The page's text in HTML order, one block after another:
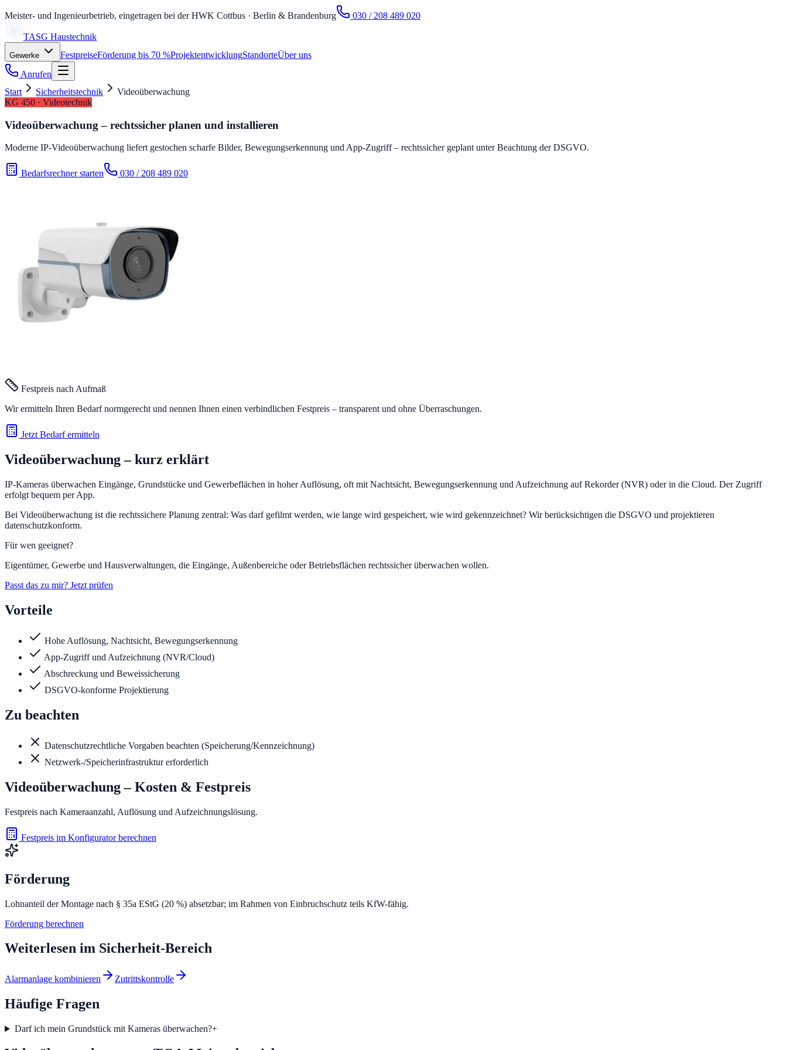
Meister- und Ingenieurbetrieb, eingetragen bei der HWK Cottbus · Berlin & Brandenburg 030 / 208 489 020
TASG Haustechnik
Gewerke FestpreiseFörderung bis 70 %ProjektentwicklungStandorteÜber uns
Anrufen
Start
Sicherheitstechnik
Videoüberwachung
KG 450 · Videotechnik
Videoüberwachung – rechtssicher planen und installieren
Moderne IP-Videoüberwachung liefert gestochen scharfe Bilder, Bewegungserkennung und App-Zugriff – rechtssicher geplant unter Beachtung der DSGVO.
Bedarfsrechner starten 030 / 208 489 020
Festpreis nach Aufmaß
Wir ermitteln Ihren Bedarf normgerecht und nennen Ihnen einen verbindlichen Festpreis – transparent und ohne Überraschungen.
Jetzt Bedarf ermitteln
Videoüberwachung– kurz erklärt
IP-Kameras überwachen Eingänge, Grundstücke und Gewerbeflächen in hoher Auflösung, oft mit Nachtsicht, Bewegungserkennung und Aufzeichnung auf Rekorder (NVR) oder in die Cloud. Der Zugriff
erfolgt bequem per App.
Bei Videoüberwachung ist die rechtssichere Planung zentral: Was darf gefilmt werden, wie lange wird gespeichert, wie wird gekennzeichnet? Wir berücksichtigen die DSGVO und projektieren
datenschutzkonform.
Für wen geeignet?
Eigentümer, Gewerbe und Hausverwaltungen, die Eingänge, Außenbereiche oder Betriebsflächen rechtssicher überwachen wollen.
Passt das zu mir? Jetzt prüfen
Vorteile
Hohe Auflösung, Nachtsicht, Bewegungserkennung
App-Zugriff und Aufzeichnung (NVR/Cloud)
Abschreckung und Beweissicherung
DSGVO-konforme Projektierung
Zu beachten
Datenschutzrechtliche Vorgaben beachten (Speicherung/Kennzeichnung)
Netzwerk-/Speicherinfrastruktur erforderlich
Videoüberwachung– Kosten & Festpreis
Festpreis nach Kameraanzahl, Auflösung und Aufzeichnungslösung.
Festpreis im Konfigurator berechnen
Förderung
Lohnanteil der Montage nach § 35a EStG (20 %) absetzbar; im Rahmen von Einbruchschutz teils KfW-fähig.
Förderung berechnen
Weiterlesen im Sicherheit-Bereich
Alarmanlage kombinieren Zutrittskontrolle
Häufige Fragen
Darf ich mein Grundstück mit Kameras überwachen?+